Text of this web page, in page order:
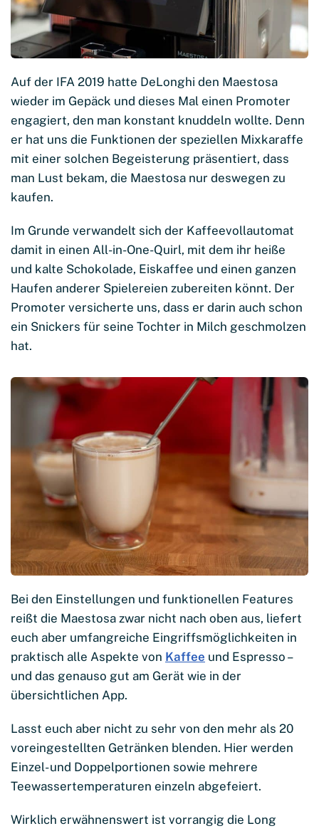
Auf der IFA 2019 hatte DeLonghi den Maestosa
wieder im Gepäck und dieses Mal einen Promoter
engagiert, den man konstant knuddeln wollte. Denn
er hat uns die Funktionen der speziellen Mixkaraffe
mit einer solchen Begeisterung präsentiert, dass
man Lust bekam, die Maestosa nur deswegen zu
kaufen.
Im Grunde verwandelt sich der Kaffeevollautomat
damit in einen All-in-One-Quirl, mit dem ihr heiße
und kalte Schokolade, Eiskaffee und einen ganzen
Haufen anderer Spielereien zubereiten könnt. Der
Promoter versicherte uns, dass er darin auch schon
ein Snickers für seine Tochter in Milch geschmolzen
hat.
Bei den Einstellungen und funktionellen Features
reißt die Maestosa zwar nicht nach oben aus, liefert
euch aber umfangreiche Eingriffsmöglichkeiten in
praktisch alle Aspekte von Kaffee und Espresso –
und das genauso gut am Gerät wie in der
übersichtlichen App.
Lasst euch aber nicht zu sehr von den mehr als 20
voreingestellten Getränken blenden. Hier werden
Einzel- und Doppelportionen sowie mehrere
Teewassertemperaturen einzeln abgefeiert.
Wirklich erwähnenswert ist vorrangig die Long